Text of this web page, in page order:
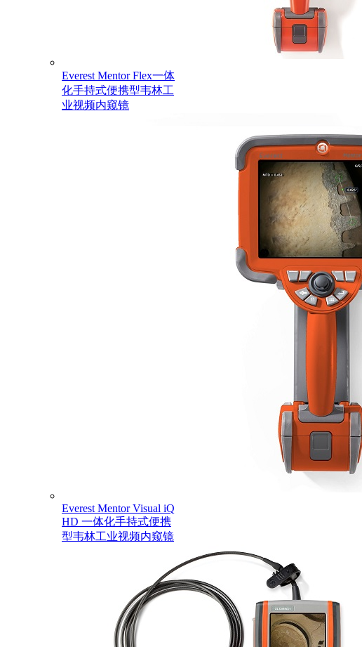
Everest Mentor Flex一体
化手持式便携型韦林工
业视频内窥镜
Everest Mentor Visual iQ
HD 一体化手持式便携
型韦林工业视频内窥镜